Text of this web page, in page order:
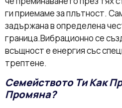
ги приемаме за плътност.
задържана в определена
граница.Вибрационно се
всъщност е енергия със
трептене.
Семейството Ти Как
Промяна?